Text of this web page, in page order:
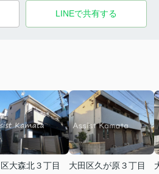
LINEで共有する
大森北３丁目
大田区久が原３丁目